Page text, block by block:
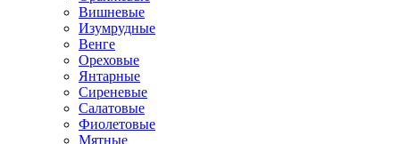
Вишневые
Изумрудные
Венге
Ореховые
Янтарные
Сиреневые
Салатовые
Фиолетовые
Мятные